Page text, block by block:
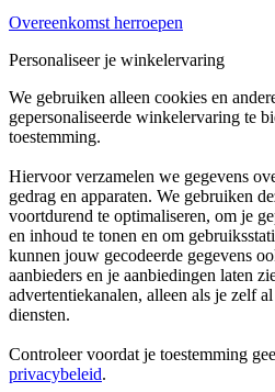
Overeenkomst herroepen
Personaliseer je winkelervaring
We gebruiken alleen cookies en
gepersonaliseerde winkelervaring te
toestemming.
Hiervoor verzamelen we gegevens
gedrag en apparaten. We gebruiken
voortdurend te optimaliseren, om je
en inhoud te tonen en om
kunnen jouw gecodeerde gegevens
aanbieders en je aanbiedingen laten
advertentiekanalen, alleen als je zelf
diensten.
Controleer voordat je toestemming
privacybeleid.